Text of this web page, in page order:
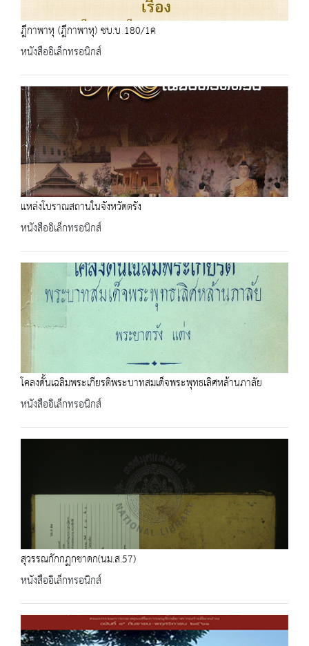
ฎีกาพาหุ (ฎีกาพาหุ) ชบ.บ 180/1ค
หนังสืออิเล็กทรอนิกส์
แหล่งโบราณสถานในจังหวัดตรัง
หนังสืออิเล็กทรอนิกส์
โคลงดั้นเฉลิมพระเกียรติพระบาทสมเด็จพระพุทธเลิศหล้านภาลัย
หนังสืออิเล็กทรอนิกส์
สุวรรณกักกฏกชาดก(นม.ส.57)
หนังสืออิเล็กทรอนิกส์